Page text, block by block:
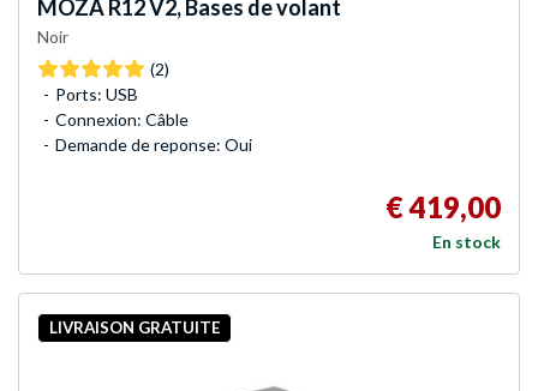
MOZAR12 V2, Bases de volant
Noir
(2)
Ports: USB
Connexion: Câble
Demande de reponse: Oui
€ 419,00
En stock
LIVRAISON GRATUITE